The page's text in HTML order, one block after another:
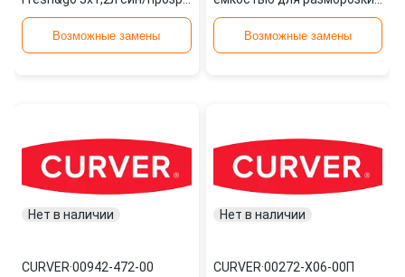
Возможные замены
CURVERВозможные замены
Нет в наличии
CURVER·00942-472-00
Нет в наличии
CURVER·00272-X06-00П